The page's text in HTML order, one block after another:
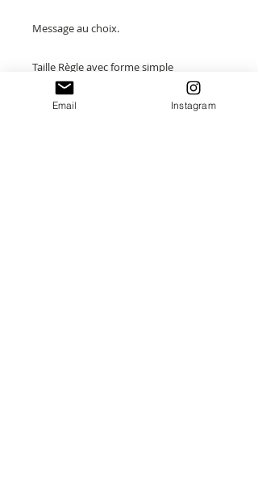
Message au choix.
Taille Règle avec forme simple
(graduation 20cm) : 22 x 3.5cm
Email Instagram